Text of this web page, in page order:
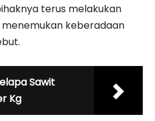
terus melakukan
keberadaan
Sawit
Kg